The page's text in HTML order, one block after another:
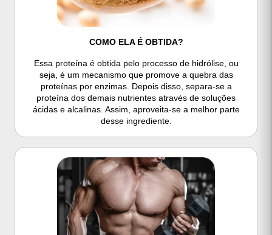
COMO ELA É OBTIDA?
Essa proteína é obtida pelo processo de hidrólise, ou
seja, é um mecanismo que promove a quebra das
proteínas por enzimas. Depois disso, separa-se a
proteína dos demais nutrientes através de soluções
ácidas e alcalinas. Assim, aproveita-se a melhor parte
desse ingrediente.